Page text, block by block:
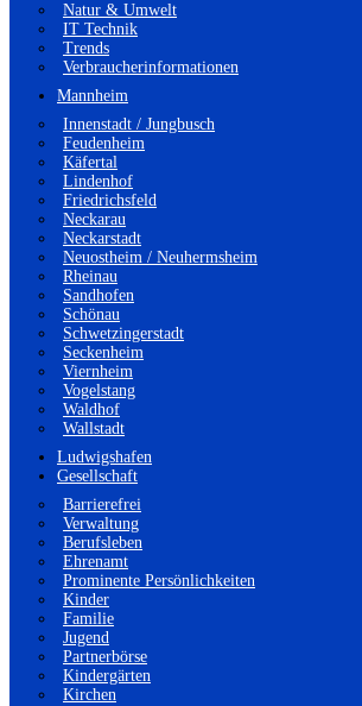
Natur & Umwelt
IT Technik
Trends
Verbraucherinformationen
Mannheim
Innenstadt / Jungbusch
Feudenheim
Käfertal
Lindenhof
Friedrichsfeld
Neckarau
Neckarstadt
Neuostheim / Neuhermsheim
Rheinau
Sandhofen
Schönau
Schwetzingerstadt
Seckenheim
Viernheim
Vogelstang
Waldhof
Wallstadt
Ludwigshafen
Gesellschaft
Barrierefrei
Verwaltung
Berufsleben
Ehrenamt
Prominente Persönlichkeiten
Kinder
Familie
Jugend
Partnerbörse
Kindergärten
Kirchen